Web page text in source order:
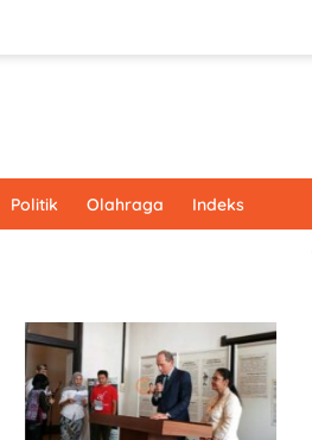
Politik Olahraga Indeks